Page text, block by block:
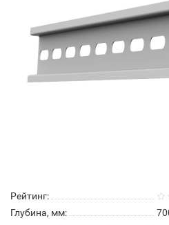
Рейтинг:
Глубина, мм: